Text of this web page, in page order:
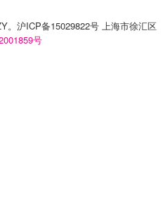
沪ICP备15029822号 上海市徐汇区
号